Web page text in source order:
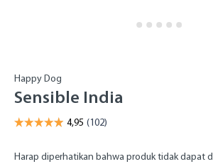
Happy Dog
Sensible India
Harap diperhatikan bahwa produk tidak dapat